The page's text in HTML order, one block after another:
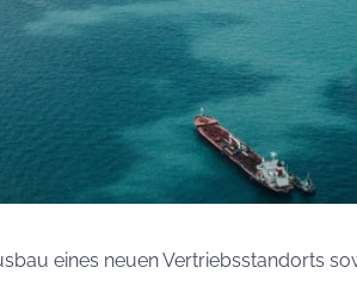
eines neuen Vertriebsstandorts